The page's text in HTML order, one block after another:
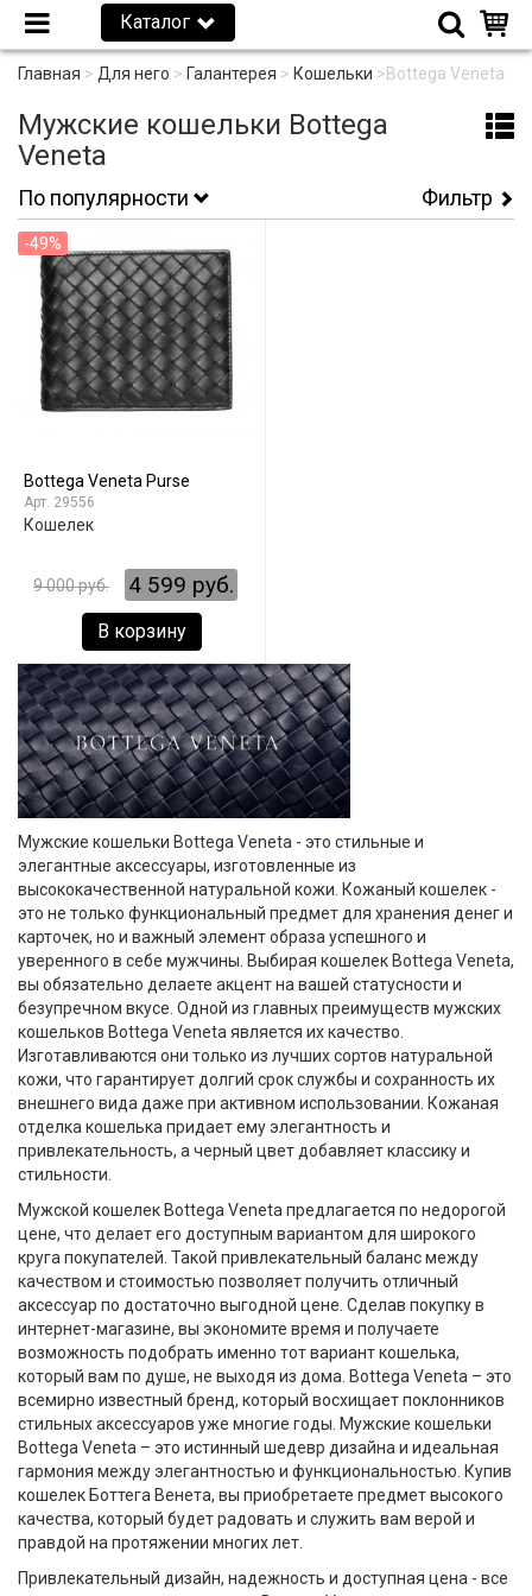
Каталог
Главная > Для него > Галантерея > Кошельки >Bottega Veneta
Мужские кошельки Bottega
Veneta
По популярности Фильтр
-49%
Bottega Veneta Purse
29556
Кошелек
9 000 руб. 4 599 руб.
В корзину
Мужские кошельки Bottega Veneta - это стильные и
элегантные аксессуары, изготовленные из
высококачественной натуральной кожи. Кожаный кошелек -
это не только функциональный предмет для хранения денег и
карточек, но и важный элемент образа успешного и
уверенного в себе мужчины. Выбирая кошелек Bottega Veneta,
вы обязательно делаете акцент на вашей статусности и
безупречном вкусе. Одной из главных преимуществ мужских
кошельков Bottega Veneta является их качество.
Изготавливаются они только из лучших сортов натуральной
кожи, что гарантирует долгий срок службы и сохранность их
внешнего вида даже при активном использовании. Кожаная
отделка кошелька придает ему элегантность и
привлекательность, а черный цвет добавляет классику и
стильности.
Мужской кошелек Bottega Veneta предлагается по недорогой
цене, что делает его доступным вариантом для широкого
круга покупателей. Такой привлекательный баланс между
качеством и стоимостью позволяет получить отличный
аксессуар по достаточно выгодной цене. Сделав покупку в
интернет-магазине, вы экономите время и получаете
возможность подобрать именно тот вариант кошелька,
который вам по душе, не выходя из дома. Bottega Veneta – это
всемирно известный бренд, который восхищает поклонников
стильных аксессуаров уже многие годы. Мужские кошельки
Bottega Veneta – это истинный шедевр дизайна и идеальная
гармония между элегантностью и функциональностью. Купив
кошелек Боттега Венета, вы приобретаете предмет высокого
качества, который будет радовать и служить вам верой и
правдой на протяжении многих лет.
Привлекательный дизайн, надежность и доступная цена - все